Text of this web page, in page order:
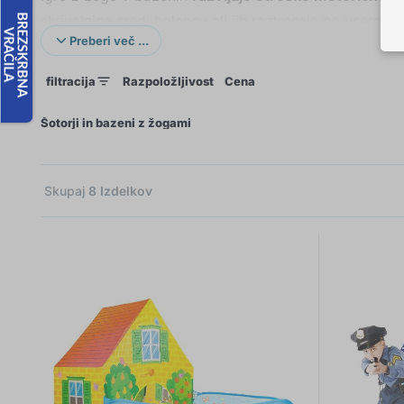
skrivalnice sredi balonov ali jih raztresejo po vsem.
Bazenske kroglice lahko kupite tudi ločeno
.
kroglicami
bodootrokezabavali v vsakem vremenu
Preberi več ...
filtracija Razpoložljivost Cena
Šotorji in bazeni z žogami
Skupaj 8 Izdelkov